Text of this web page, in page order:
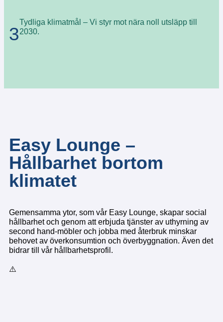
3
Tydliga klimatmål – Vi styr mot nära noll utsläpp till
2030.
Easy Lounge –
Hållbarhet bortom
klimatet
Gemensamma ytor, som vår Easy Lounge, skapar social
hållbarhet och genom att erbjuda tjänster av uthyrning av
second hand-möbler och jobba med återbruk minskar
behovet av överkonsumtion och överbyggnation. Även det
bidrar till vår hållbarhetsprofil.